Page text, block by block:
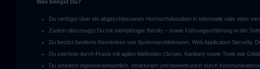
Was bringst Du?
Du verfügst über ein abgeschlossenes Hochschulstudium in Informatik oder einer
Zudem überzeugst Du mit mehrjähriger Berufs – sowie Führungserfahrung in der
Du besitzt fundierte Kenntnisse von Systemarchitekturen, Web Application Security,
Du zeichnet durch Praxis mit agilen Methoden (Scrum, Kanban) sowie Tools wie
Du arbeitest eigenverantwortlich, strukturiert und beeindruckst durch